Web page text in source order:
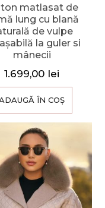
matlasat de
lung cu blană
de vulpe
la guler si
mânecii
1.699,00 lei
ÎN COȘ